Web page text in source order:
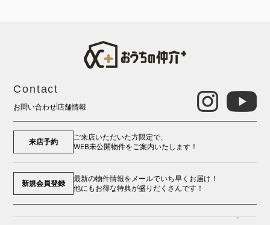
Contact
お問い合わせ 店舗情報
来店予約
ご来店いただいた方限定で、
WEB未公開物件をご案内いたします！
新規会員登録
最新の物件情報をメールでいち早くお届け！
他にもお得な特典が盛りだくさんです！